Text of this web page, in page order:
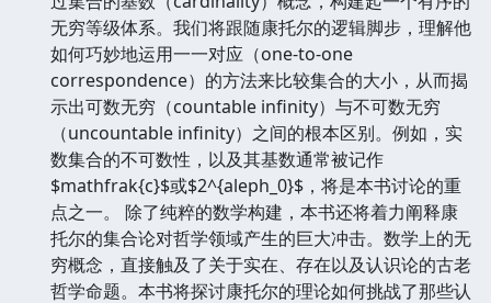
无穷等级体系。我们将跟随康托尔的逻辑脚步，理解他
如何巧妙地运用一一对应（one-to-one
correspondence）的方法来比较集合的大小，从而揭
示出可数无穷（countable infinity）与不可数无穷
（uncountable infinity）之间的根本区别。例如，实
数集合的不可数性，以及其基数通常被记作
$mathfrak{c}$或$2^{aleph_0}$，将是本书讨论的重
点之一。 除了纯粹的数学构建，本书还将着力阐释康
托尔的集合论对哲学领域产生的巨大冲击。数学上的无
穷概念，直接触及了关于实在、存在以及认识论的古老
哲学命题。本书将探讨康托尔的理论如何挑战了那些认